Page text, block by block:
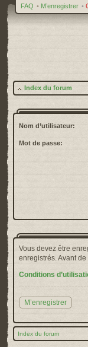
FAQ • M’enregistrer •
Index du forum
Nom d’utilisateur:
Mot de passe:
Vous devez être
enregistrés. Avant
Conditions
M’enregistrer
Index du forum